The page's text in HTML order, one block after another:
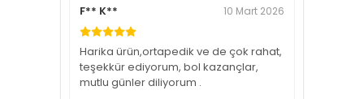
F** K** 10 Mart 2026
Harika ürün,ortapedik ve de çok rahat,
teşekkür ediyorum, bol kazançlar,
mutlu günler diliyorum .